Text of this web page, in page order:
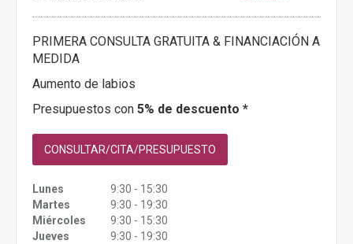
PRIMERA CONSULTA GRATUITA & FINANCIACIÓN A
MEDIDA
Aumento de labios
Presupuestos con 5% de descuento *
CONSULTAR/CITA/PRESUPUESTO
Lunes
9:30 - 15:30
Martes
9:30 - 19:30
Miércoles
9:30 - 15:30
Jueves
9:30 - 19:30